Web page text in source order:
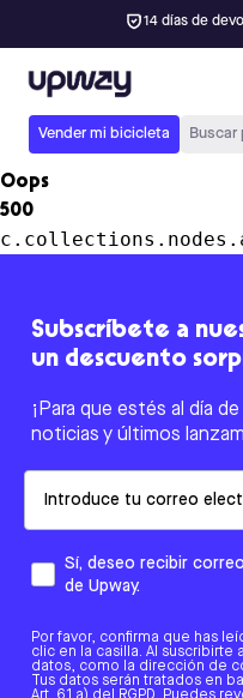
14 días de
Upway
Vender mi bicicleta Buscar
Oops
500
Subscríbete a
un descuento
¡Para que estés al día
noticias y últimos
Sí, deseo recibir
de Upway.
Por favor, confirma que has
clic en la casilla. Al
datos, como la dirección de
Tus datos serán tratados en